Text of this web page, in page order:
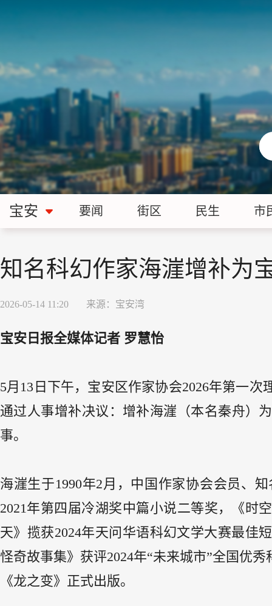
宝安 要闻 街区 民生 市
知名科幻作家海漄增补为
2026-05-14 11:20 来源： 宝安湾
宝安日报全媒体记者 罗慧怡
5月13日下午，宝安区作家协会2026年第一
通过人事增补决议：增补海漄（本名秦舟）
事。
海漄生于1990年2月，中国作家协会会员、
2021年第四届冷湖奖中篇小说二等奖，《时
天》揽获2024年天问华语科幻文学大赛最佳
怪奇故事集》获评2024年“未来城市”全国优秀
《龙之变》正式出版。